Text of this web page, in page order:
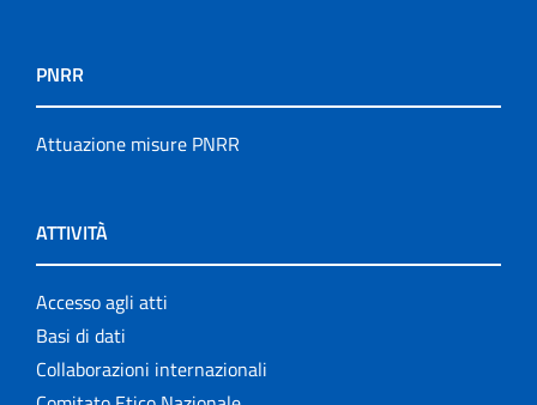
PNRR
Attuazione misure PNRR
ATTIVITÀ
Accesso agli atti
Basi di dati
Collaborazioni internazionali